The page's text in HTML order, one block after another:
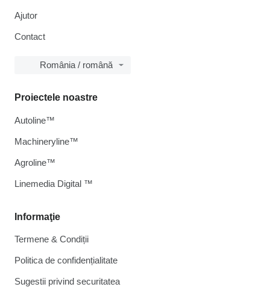
Ajutor
Contact
România / română
Informaţie
Termene & Condiții
Politica de confidențialitate
Sugestii privind securitatea
Proiectele noastre
Autoline™
Machineryline™
Agroline™
Linemedia Digital ™